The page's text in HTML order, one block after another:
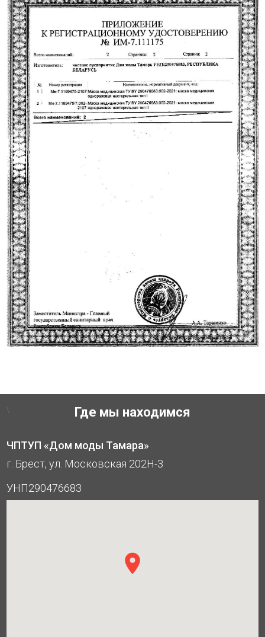
Где мы находимся
ЧПТУП «Дом моды Тамара»
г. Брест, ул. Московская 202Н-3
УНП290476683